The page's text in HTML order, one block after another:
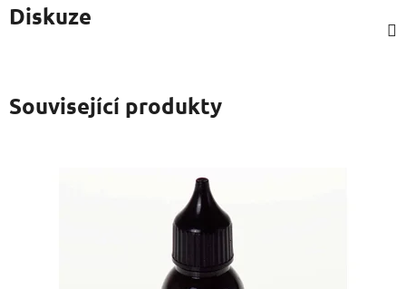
Diskuze
Související produkty